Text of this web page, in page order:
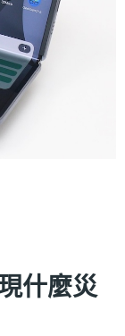
什麼災